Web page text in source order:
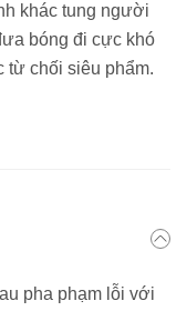
khác tung người
bóng đi cực khó
từ chối siêu phẩm.
pha phạm lỗi với